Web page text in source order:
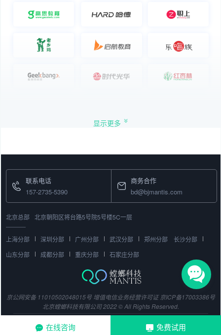
在线咨询 免费试用
显示更多
联系电话
157-2735-5390
商务合作
bd@bjmantis.com
北京总部 北京朝阳区将台路5号院5号楼5C一层
上海分部 深圳分部 广州分部 武汉分部 郑州分部
长沙分部
山东分部
成都分部 重庆分部 石家庄分部
京公网安备 11010502048015号 增值电信业务经营许可证 京ICP备17003386号
北京螳螂科技有限公司 2022 © All Rights Reserved.